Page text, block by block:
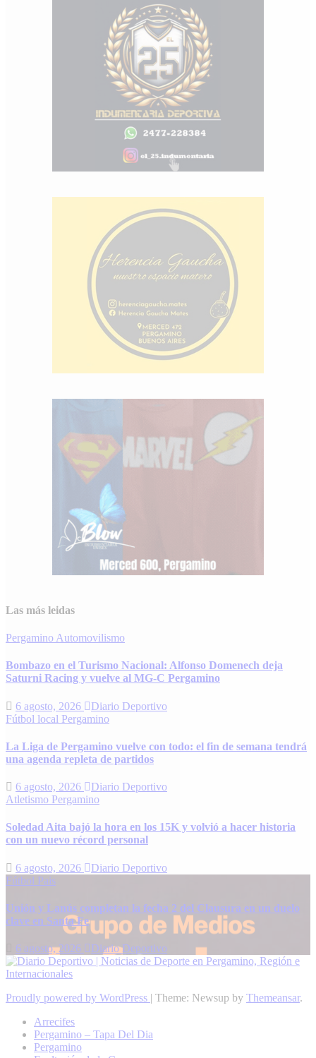
Las más leidas
Pergamino Automovilismo
Bombazo en el Turismo Nacional: Alfonso Domenech deja
Saturni Racing y vuelve al MG-C Pergamino
6 agosto, 2026
Diario Deportivo
Fútbol local Pergamino
La Liga de Pergamino vuelve con todo: el fin de semana tendrá
una agenda repleta de partidos
6 agosto, 2026
Diario Deportivo
Atletismo Pergamino
Soledad Aita bajó la hora en los 15K y volvió a hacer historia
con un nuevo récord personal
6 agosto, 2026
Diario Deportivo
Fútbol Pais
Unión y Lanús completan la fecha 2 del Clausura en un duelo
clave en Santa Fe
6 agosto, 2026 Diario Deportivo
Proudly powered by WordPress | Theme: Newsup by Themeansar.
Arrecifes
Pergamino – Tapa Del Dia
Pergamino